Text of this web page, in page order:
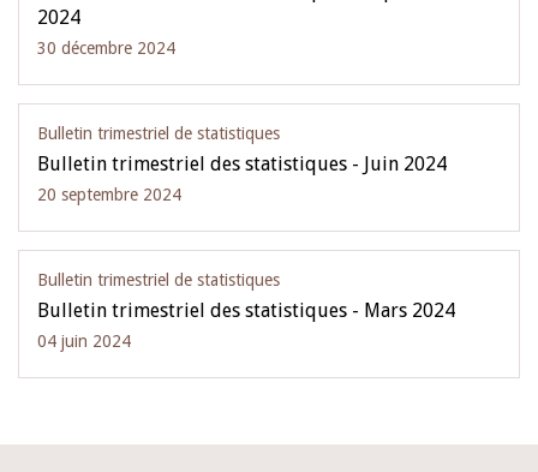
2024
30 décembre 2024
Bulletin trimestriel de statistiques
Bulletin trimestriel des statistiques - Juin 2024
20 septembre 2024
Bulletin trimestriel de statistiques
Bulletin trimestriel des statistiques - Mars 2024
04 juin 2024